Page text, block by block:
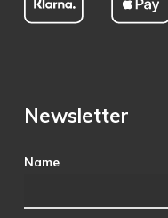
Newsletter
Name